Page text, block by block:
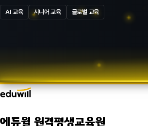
AI 교육 시니어 교육 글로벌 교육
에듀윌 원격평생교육원